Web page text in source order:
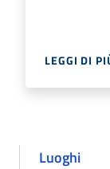
LEGGI DI
Luoghi